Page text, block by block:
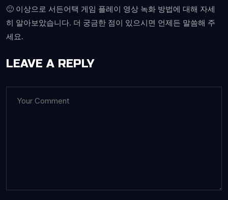
🙂 이상으로 서든어택 게임 플레이 영상 녹화 방법에 대해 자세
히 알아보았습니다. 더 궁금한 점이 있으시면 언제든 말씀해 주
세요.
LEAVE A REPLY